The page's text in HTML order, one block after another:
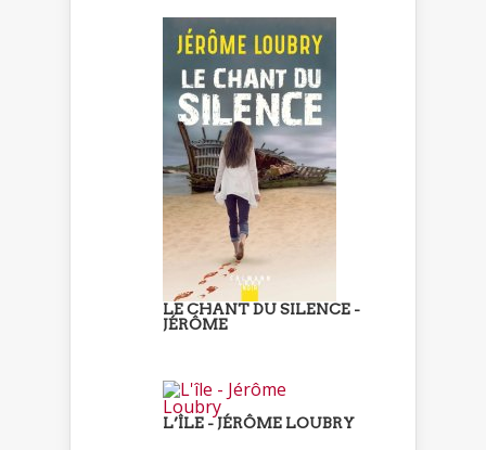
LE CHANT DU SILENCE -
JÉRÔME
L’ÎLE - JÉRÔME LOUBRY